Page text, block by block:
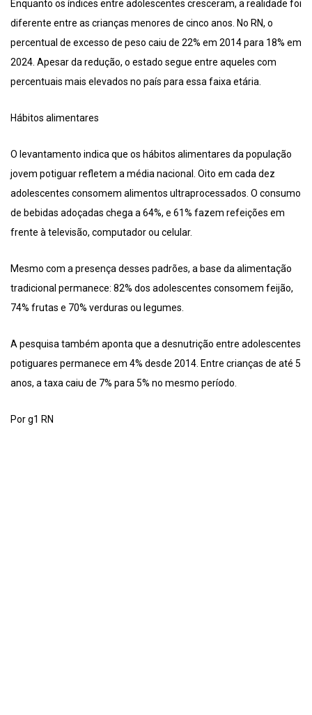
Enquanto os índices entre adolescentes cresceram, a realidade foi
diferente entre as crianças menores de cinco anos. No RN, o
percentual de excesso de peso caiu de 22% em 2014 para 18% em
2024. Apesar da redução, o estado segue entre aqueles com
percentuais mais elevados no país para essa faixa etária.
Hábitos alimentares
O levantamento indica que os hábitos alimentares da população
jovem potiguar refletem a média nacional. Oito em cada dez
adolescentes consomem alimentos ultraprocessados. O consumo
de bebidas adoçadas chega a 64%, e 61% fazem refeições em
frente à televisão, computador ou celular.
Mesmo com a presença desses padrões, a base da alimentação
tradicional permanece: 82% dos adolescentes consomem feijão,
74% frutas e 70% verduras ou legumes.
A pesquisa também aponta que a desnutrição entre adolescentes
potiguares permanece em 4% desde 2014. Entre crianças de até 5
anos, a taxa caiu de 7% para 5% no mesmo período.
Por g1 RN